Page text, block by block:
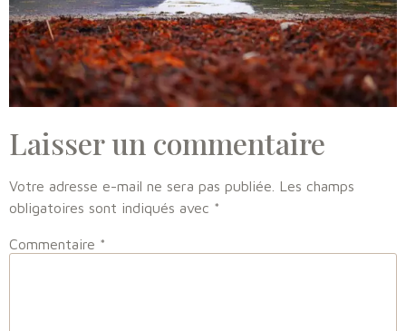
Laisser un commentaire
Votre adresse e-mail ne sera pas publiée. Les champs
obligatoires sont indiqués avec *
Commentaire *